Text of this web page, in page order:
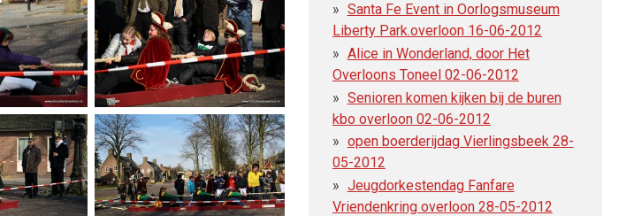
Santa Fe Event in Oorlogsmuseum
Liberty Park.overloon 16-06-2012
Alice in Wonderland, door Het
Overloons Toneel 02-06-2012
Senioren komen kijken bij de buren
kbo overloon 02-06-2012
open boerderijdag Vierlingsbeek 28-
05-2012
Jeugdorkestendag Fanfare
Vriendenkring overloon 28-05-2012